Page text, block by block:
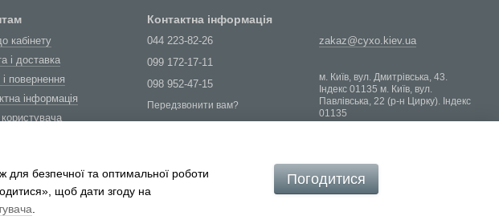
кабінету
і доставка
повернення
інформація
Контактна інформація
044 223-82-26
099 172-17-11
098 952-47-15
Передзвонити вам?
zakaz@cyxo.kiev.ua
м. Київ, вул. Дмитрівська, 43.
Індекс 01135 м. Київ, вул.
Павлівська, 22 (р-н Цирку). Індекс
01135
для безпечної та оптимальної роботи
щоб дати згоду на
Погодитися